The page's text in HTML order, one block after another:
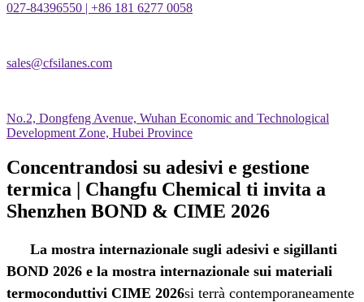
027-84396550 | +86 181 6277 0058
sales@cfsilanes.com
No.2, Dongfeng Avenue, Wuhan Economic and Technological
Development Zone, Hubei Province
Concentrandosi su adesivi e gestione
termica | Changfu Chemical ti invita a
Shenzhen BOND & CIME 2026
La mostra internazionale sugli adesivi e sigillanti
BOND 2026 e la mostra internazionale sui materiali
termoconduttivi CIME 2026si terrà contemporaneamente